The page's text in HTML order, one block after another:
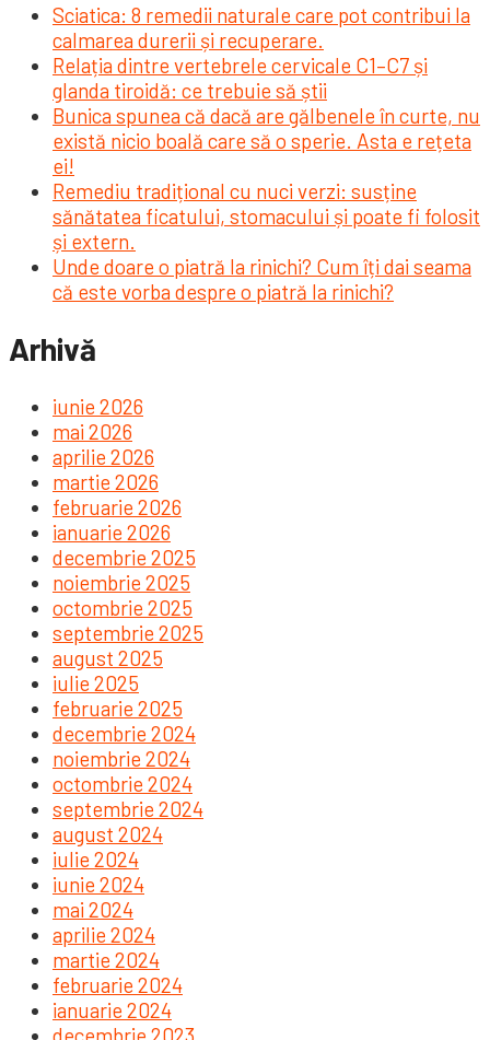
Sciatica: 8 remedii naturale care pot contribui la
calmarea durerii și recuperare.
Relația dintre vertebrele cervicale C1–C7 și
glanda tiroidă: ce trebuie să știi
Bunica spunea că dacă are gălbenele în curte, nu
există nicio boală care să o sperie. Asta e rețeta
ei!
Remediu tradițional cu nuci verzi: susține
sănătatea ficatului, stomacului și poate fi folosit
și extern.
Unde doare o piatră la rinichi? Cum îți dai seama
că este vorba despre o piatră la rinichi?
Arhivă
iunie 2026
mai 2026
aprilie 2026
martie 2026
februarie 2026
ianuarie 2026
decembrie 2025
noiembrie 2025
octombrie 2025
septembrie 2025
august 2025
iulie 2025
februarie 2025
decembrie 2024
noiembrie 2024
octombrie 2024
septembrie 2024
august 2024
iulie 2024
iunie 2024
mai 2024
aprilie 2024
martie 2024
februarie 2024
ianuarie 2024